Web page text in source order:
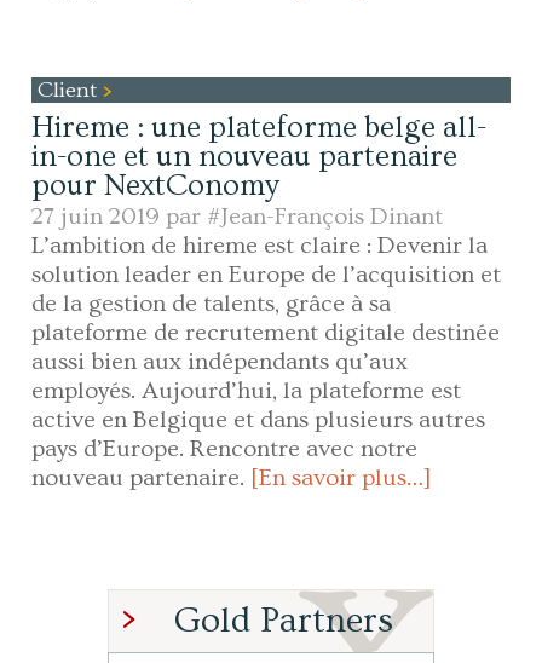
Client
Hireme : une plateforme belge all-
in-one et un nouveau partenaire
pour NextConomy
27 juin 2019 par #Jean-François Dinant
L’ambition de hireme est claire : Devenir la
solution leader en Europe de l’acquisition et
de la gestion de talents, grâce à sa
plateforme de recrutement digitale destinée
aussi bien aux indépendants qu’aux
employés. Aujourd’hui, la plateforme est
active en Belgique et dans plusieurs autres
pays d’Europe. Rencontre avec notre
nouveau partenaire. [En savoir plus…]
Gold Partners